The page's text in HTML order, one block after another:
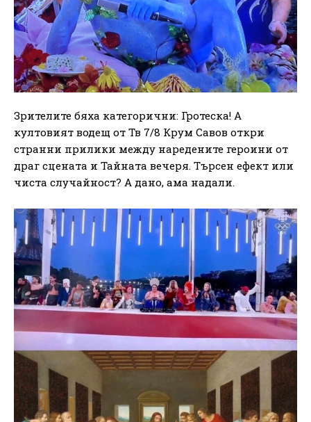
Зрителите бяха категорични: Гротеска! А
култовият водещ от Тв 7/8 Крум Савов откри
странни прилики между наредените героини от
драг сцената и Тайната вечеря. Търсен ефект или
чиста случайност? А дано, ама надали.